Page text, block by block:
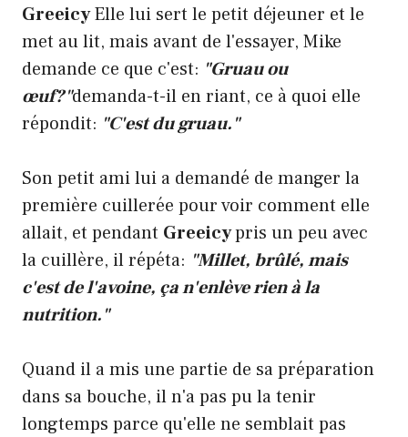
GreeicyElle lui sert le petit déjeuner et le
met au lit, mais avant de l'essayer, Mike
demande ce que c'est: "Gruau ou
œuf?"demanda-t-il en riant, ce à quoi elle
répondit: "C'est du gruau."
Son petit ami lui a demandé de manger la
première cuillerée pour voir comment elle
allait, et pendant Greeicypris un peu avec
la cuillère, il répéta: "Millet, brûlé, mais
c'est de l'avoine, ça n'enlève rien à la
nutrition."
Quand il a mis une partie de sa préparation
dans sa bouche, il n'a pas pu la tenir
longtemps parce qu'elle ne semblait pas